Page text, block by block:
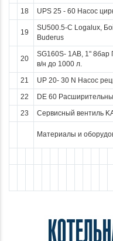
18
UPS 25 - 60 Насос
19
SU500.5-C Logalux,
Buderus
20
SG160S- 1AB, 1" 8бар
в/н до 1000 л.
21 UP 20- 30 N Насос
22
DE 60
23
Сервисный вентиль
Материалы и